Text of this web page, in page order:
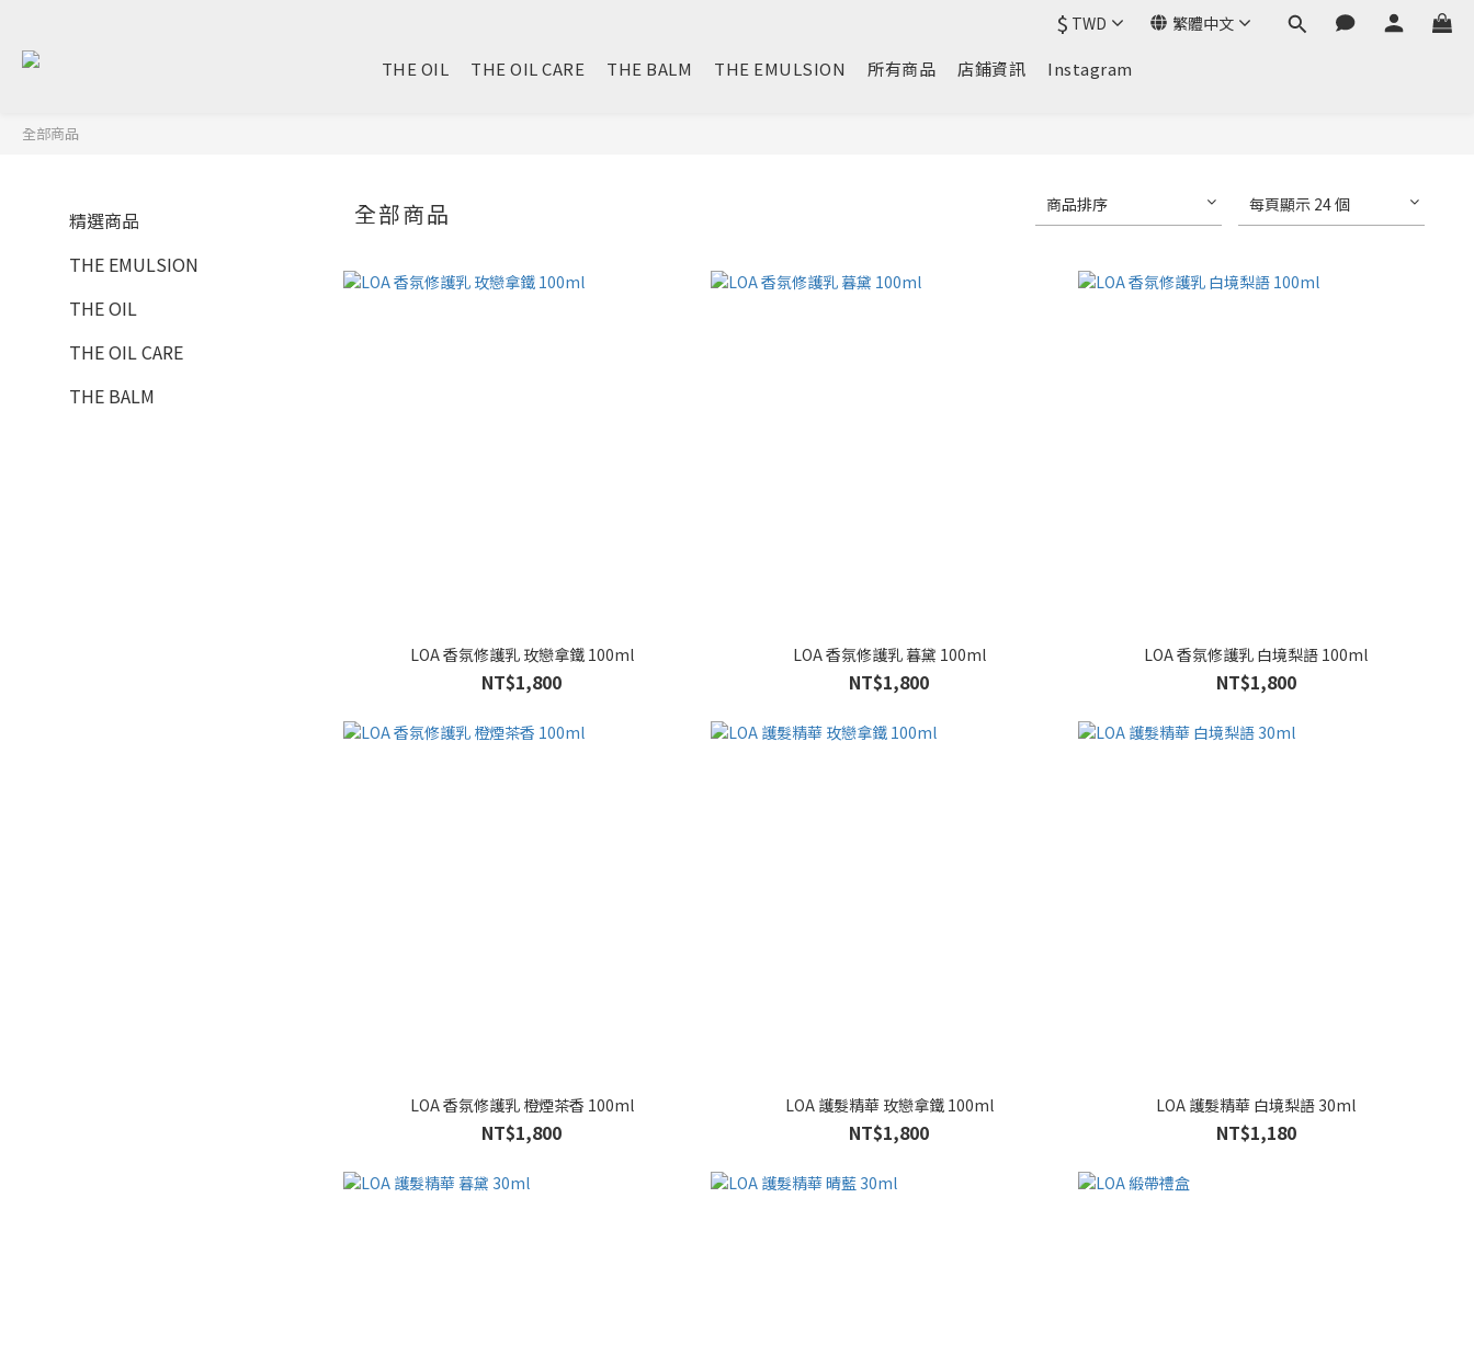
$ TWD 繁體中文
THE OIL THE OIL CARE THE BALM THE EMULSION 所有商品 店鋪資訊 Instagram
全部商品
精選商品
THE EMULSION
THE OIL
THE OIL CARE
THE BALM
全部商品 商品排序 每頁顯示 24 個
LOA 香氛修護乳 玫戀拿鐵 100ml
NT$1,800
LOA 香氛修護乳 暮黛 100ml
NT$1,800
LOA 香氛修護乳 白境梨語 100ml
NT$1,800
LOA 香氛修護乳 橙煙茶香 100ml
NT$1,800
LOA 護髮精華 玫戀拿鐵 100ml
NT$1,800
LOA 護髮精華 白境梨語 30ml
NT$1,180